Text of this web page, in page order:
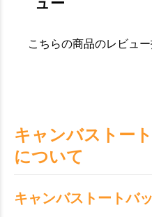
こちらの商品のレビュ
キャンバストー
について
キャンバストートバ